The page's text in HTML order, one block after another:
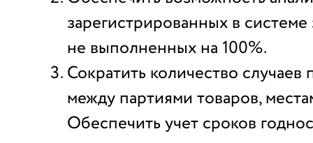
зарегистрированных в системе
не выполненных на 100%.
Сократить количество
между партиями товаров,
Обеспечить учет сроков